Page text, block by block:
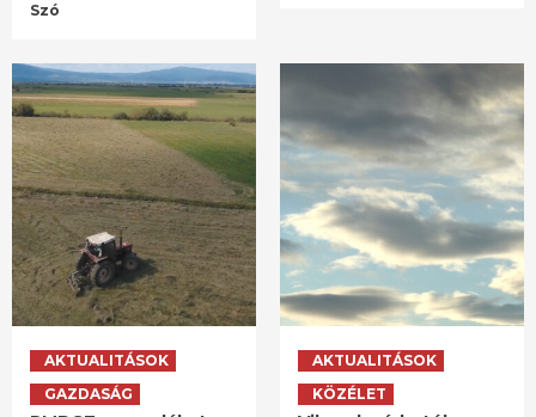
Szó
AKTUALITÁSOK
GAZDASÁG
AKTUALITÁSOK
KÖZÉLET